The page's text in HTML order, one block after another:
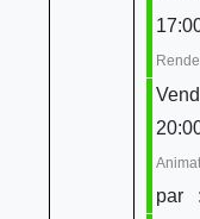
par